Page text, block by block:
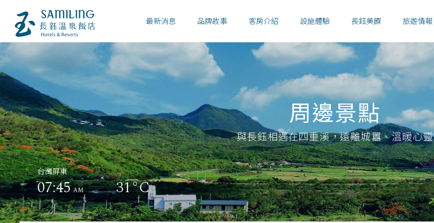
周邊景點
與長鈺相遇在四重溪，遠離城囂、溫暖心靈
台灣屏東
07:45 AM 31°C
最新消息 品牌故事 客房介紹 設施體驗 長鈺美饌 旅遊情報